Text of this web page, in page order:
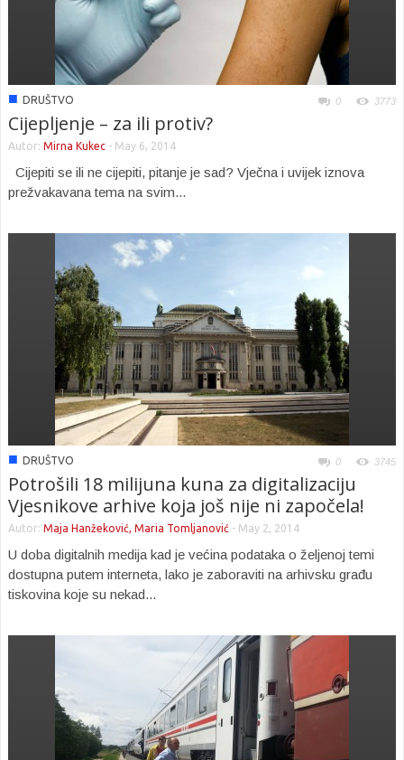
■ DRUŠTVO 0 3773
Cijepljenje – za ili protiv?
Autor: Mirna Kukec - May 6, 2014
Cijepiti se ili ne cijepiti, pitanje je sad? Vječna i uvijek iznova
prežvakavana tema na svim...
■ DRUŠTVO 0 3745
Potrošili 18 milijuna kuna za digitalizaciju
Vjesnikove arhive koja još nije ni započela!
Autor: Maja Hanžeković, Maria Tomljanović - May 2, 2014
U doba digitalnih medija kad je većina podataka o željenoj temi
dostupna putem interneta, lako je zaboraviti na arhivsku građu
tiskovina koje su nekad...